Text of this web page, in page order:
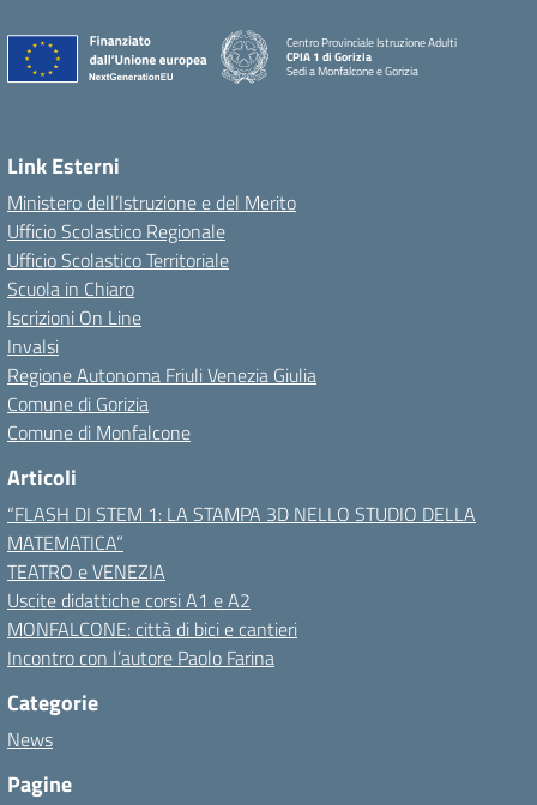
Centro Provinciale Istruzione Adulti
CPIA 1 di Gorizia
Sedi a Monfalcone e Gorizia
Link Esterni
Ministero dell’Istruzione e del Merito
Ufficio Scolastico Regionale
Ufficio Scolastico Territoriale
Scuola in Chiaro
Iscrizioni On Line
Invalsi
Regione Autonoma Friuli Venezia Giulia
Comune di Gorizia
Comune di Monfalcone
Articoli
“FLASH DI STEM 1: LA STAMPA 3D NELLO STUDIO DELLA
MATEMATICA”
TEATRO e VENEZIA
Uscite didattiche corsi A1 e A2
MONFALCONE: città di bici e cantieri
Incontro con l’autore Paolo Farina
Categorie
News
Pagine